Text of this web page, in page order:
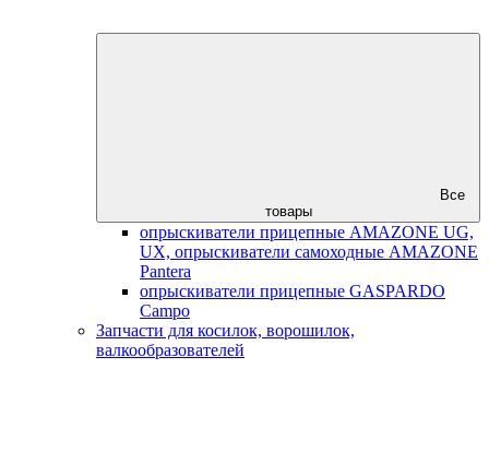
Все
товары
опрыскиватели прицепные AMAZONE UG,
UX, опрыскиватели самоходные AMAZONE
Pantera
опрыскиватели прицепные GASPARDO
Campo
Запчасти для косилок, ворошилок,
валкообразователей